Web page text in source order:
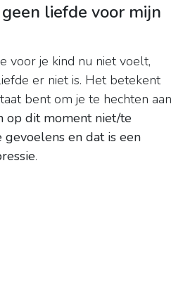
liefde voor mijn
voor je kind nu niet voelt,
er niet is. Het betekent
bent om je te hechten aan
op dit moment niet/te
en dat is een
.